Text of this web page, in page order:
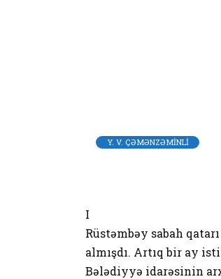
Y. V. ÇƏMƏNZƏMİNLİ
I
Rüstəmbəy sabah
almışdı. Artıq bir ay
Bələdiyyə idarəsinin